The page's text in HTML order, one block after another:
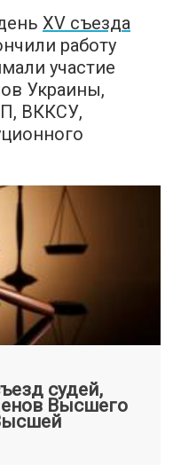
XV съезда
работу
участие
Украины,
ВККСУ,
судей,
Высшего